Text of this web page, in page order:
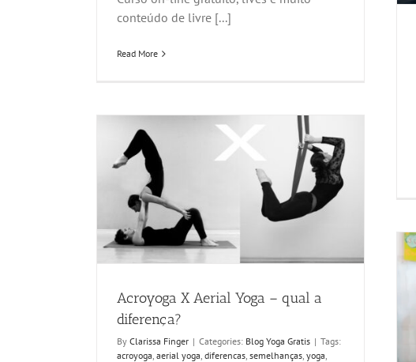
conteúdo de livre [...]
Read More
Acroyoga X Aerial Yoga – qual a
diferença?
By Clarissa Finger | Categories: Blog Yoga Gratis | Tags:
acroyoga aerial yoga diferencas semelhanças yoga